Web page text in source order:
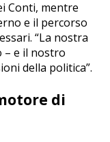
Conti, mentre
e il percorso
“La nostra
– e il nostro
della politica”.
di